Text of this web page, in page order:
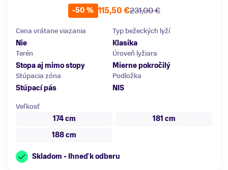
-50 %
231,00 €
115,50 €
Cena vrátane viazania
Nie
Typ bežeckých lyží
Klasika
Terén
Stopa aj mimo stopy
Úroveň lyžiara
Mierne pokročilý
Stúpacia zóna
Stúpací pás
Podložka
NIS
Veľkosť
174 cm
181 cm
188 cm
Skladom - Ihneď k odberu